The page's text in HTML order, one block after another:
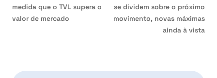
medida que o TVL supera o
valor de mercado
se dividem sobre o próximo
movimento, novas máximas
ainda à vista